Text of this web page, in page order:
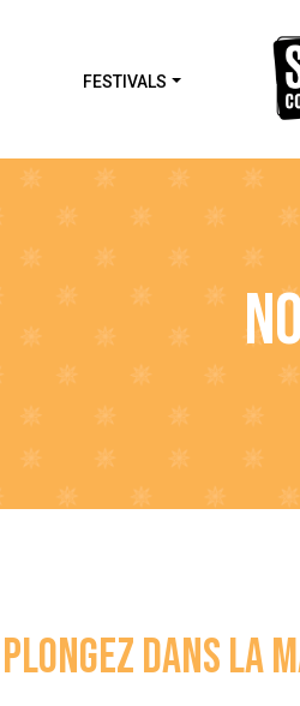
FESTIVALS
Plongez dans la